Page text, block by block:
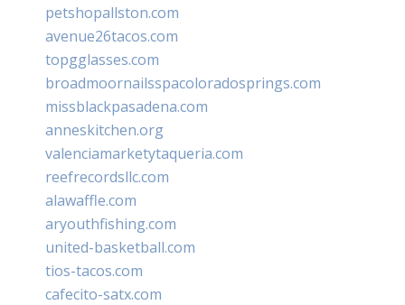
petshopallston.com
avenue26tacos.com
topgglasses.com
broadmoornailsspacoloradosprings.com
missblackpasadena.com
anneskitchen.org
valenciamarketytaqueria.com
reefrecordsllc.com
alawaffle.com
aryouthfishing.com
united-basketball.com
tios-tacos.com
cafecito-satx.com